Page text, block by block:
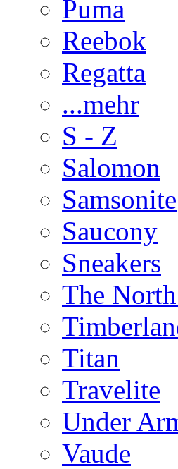
Puma
Reebok
Regatta
...mehr
S - Z
Salomon
Samsonite
Saucony
Sneakers
The
Titan
Travelite
Under
Vaude